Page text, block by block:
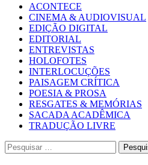
ACONTECE
CINEMA & AUDIOVISUAL
EDIÇÃO DIGITAL
EDITORIAL
ENTREVISTAS
HOLOFOTES
INTERLOCUÇÕES
PAISAGEM CRÍTICA
POESIA & PROSA
RESGATES & MEMÓRIAS
SACADA ACADÊMICA
TRADUÇÃO LIVRE
Pesquisar
por: